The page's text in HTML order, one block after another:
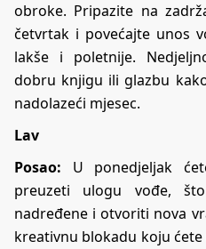
obroke. Pripazite na
četvrtak i povećajte unos
lakše i poletnije.
dobru knjigu ili glazbu
nadolazeći mjesec.
Lav
Posao: U ponedjeljak
preuzeti ulogu vođe,
nadređene i otvoriti nova
kreativnu blokadu koju